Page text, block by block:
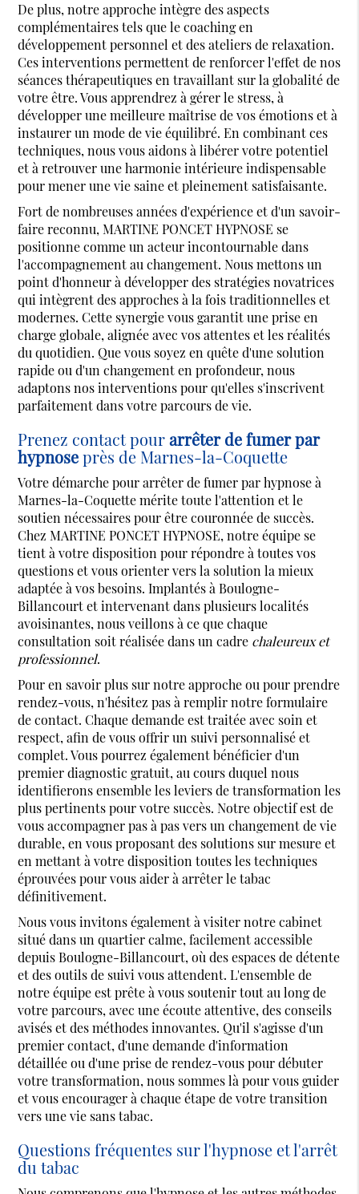
De plus, notre approche intègre des aspects
complémentaires tels que le coaching en
développement personnel et des ateliers de relaxation.
Ces interventions permettent de renforcer l'effet de nos
séances thérapeutiques en travaillant sur la globalité de
votre être. Vous apprendrez à gérer le stress, à
développer une meilleure maîtrise de vos émotions et à
instaurer un mode de vie équilibré. En combinant ces
techniques, nous vous aidons à libérer votre potentiel
et à retrouver une harmonie intérieure indispensable
pour mener une vie saine et pleinement satisfaisante.
Fort de nombreuses années d'expérience et d'un savoir-
faire reconnu, MARTINE PONCET HYPNOSE se
positionne comme un acteur incontournable dans
l'accompagnement au changement. Nous mettons un
point d'honneur à développer des stratégies novatrices
qui intègrent des approches à la fois traditionnelles et
modernes. Cette synergie vous garantit une prise en
charge globale, alignée avec vos attentes et les réalités
du quotidien. Que vous soyez en quête d'une solution
rapide ou d'un changement en profondeur, nous
adaptons nos interventions pour qu'elles s'inscrivent
parfaitement dans votre parcours de vie.
Prenez contact pourarrêter de fumer par
hypnoseprès de Marnes-la-Coquette
Votre démarche pour arrêter de fumer par hypnose à
Marnes-la-Coquette mérite toute l'attention et le
soutien nécessaires pour être couronnée de succès.
Chez MARTINE PONCET HYPNOSE, notre équipe se
tient à votre disposition pour répondre à toutes vos
questions et vous orienter vers la solution la mieux
adaptée à vos besoins. Implantés à Boulogne-
Billancourt et intervenant dans plusieurs localités
avoisinantes, nous veillons à ce que chaque
consultation soit réalisée dans un cadre chaleureux et
professionnel.
Pour en savoir plus sur notre approche ou pour prendre
rendez-vous, n'hésitez pas à remplir notre formulaire
de contact. Chaque demande est traitée avec soin et
respect, afin de vous offrir un suivi personnalisé et
complet. Vous pourrez également bénéficier d'un
premier diagnostic gratuit, au cours duquel nous
identifierons ensemble les leviers de transformation les
plus pertinents pour votre succès. Notre objectif est de
vous accompagner pas à pas vers un changement de vie
durable, en vous proposant des solutions sur mesure et
en mettant à votre disposition toutes les techniques
éprouvées pour vous aider à arrêter le tabac
définitivement.
Nous vous invitons également à visiter notre cabinet
situé dans un quartier calme, facilement accessible
depuis Boulogne-Billancourt, où des espaces de détente
et des outils de suivi vous attendent. L'ensemble de
notre équipe est prête à vous soutenir tout au long de
votre parcours, avec une écoute attentive, des conseils
avisés et des méthodes innovantes. Qu'il s'agisse d'un
premier contact, d'une demande d'information
détaillée ou d'une prise de rendez-vous pour débuter
votre transformation, nous sommes là pour vous guider
et vous encourager à chaque étape de votre transition
vers une vie sans tabac.
Questions fréquentes sur l'hypnose et l'arrêt
du tabac